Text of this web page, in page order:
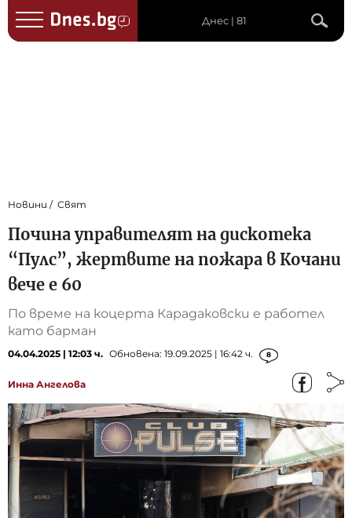
Днес | 81
Новини Свят
Почина управителят на дискотека
“Пулс”, жертвите на пожара в Кочани
вече е 60
По време на коцерта Карадаковски е работел
като барман
04.04.2025 | 12:03 ч. Обновена: 19.09.2025 | 16:42 ч. 8
Инна Ангелова